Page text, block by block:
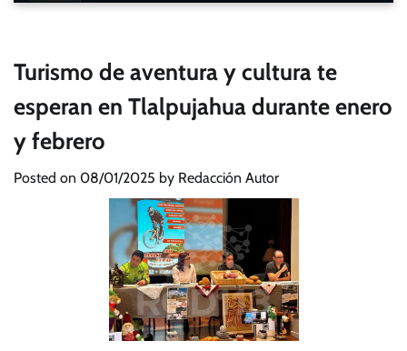
Turismo de aventura y cultura te
esperan en Tlalpujahua durante enero
y febrero
Posted on 08/01/2025 by Redacción Autor